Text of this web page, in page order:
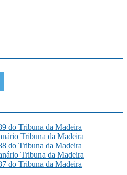
do Tribuna da Madeira
Tribuna da Madeira
do Tribuna da Madeira
Tribuna da Madeira
do Tribuna da Madeira